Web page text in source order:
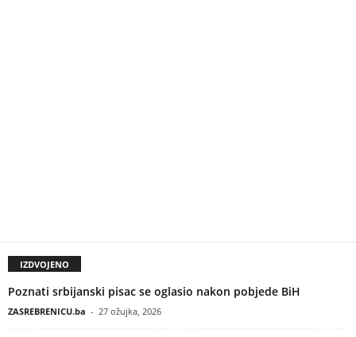
IZDVOJENO
Poznati srbijanski pisac se oglasio nakon pobjede BiH
ZASREBRENICU.ba - 27 ožujka, 2026